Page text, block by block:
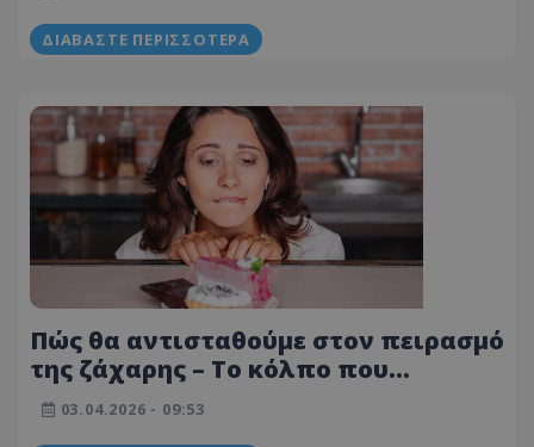
ΔΙΑΒΆΣΤΕ ΠΕΡΙΣΣΌΤΕΡΑ
Πώς θα αντισταθούμε στον πειρασμό
της ζάχαρης – Το κόλπο που
προτείνει ψυχολόγος
03.04.2026 - 09:53